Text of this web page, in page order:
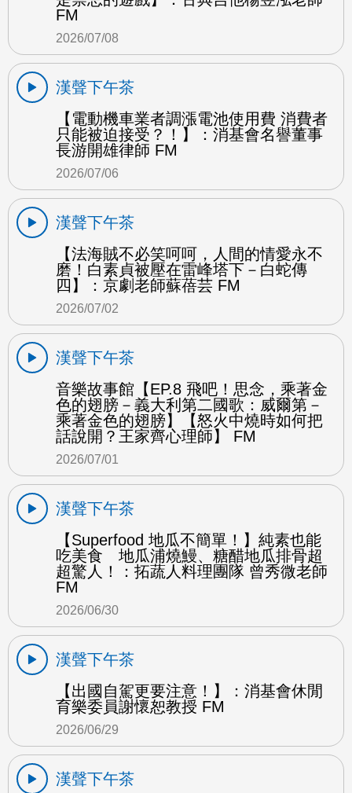
FM
2026/07/08
漢聲下午茶
【電動機車業者調漲電池使用費 消費者
只能被迫接受？！】：消基會名譽董事
長游開雄律師 FM
2026/07/06
漢聲下午茶
【法海賊不必笑呵呵，人間的情愛永不
磨！白素貞被壓在雷峰塔下－白蛇傳
四】：京劇老師蘇蓓芸 FM
2026/07/02
漢聲下午茶
音樂故事館【EP.8 飛吧！思念，乘著金
色的翅膀－義大利第二國歌：威爾第－
乘著金色的翅膀】【怒火中燒時如何把
話說開？王家齊心理師】 FM
2026/07/01
漢聲下午茶
【Superfood 地瓜不簡單！】純素也能
吃美食 地瓜浦燒鰻、糖醋地瓜排骨超
超驚人！：拓蔬人料理團隊 曾秀微老師
FM
2026/06/30
漢聲下午茶
【出國自駕更要注意！】：消基會休閒
育樂委員謝懷恕教授 FM
2026/06/29
漢聲下午茶